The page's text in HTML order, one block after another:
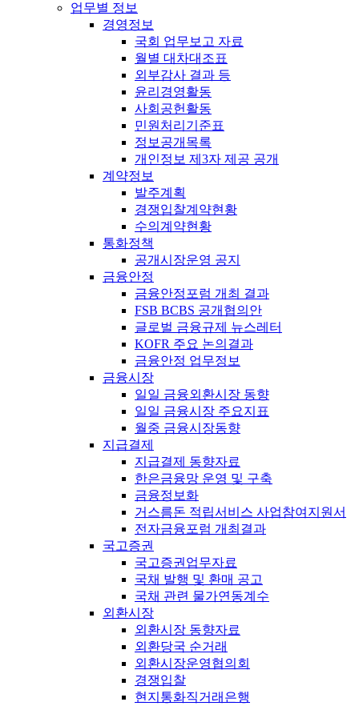
업무별 정보
경영정보
국회 업무보고 자료
월별 대차대조표
외부감사 결과 등
윤리경영활동
사회공헌활동
민원처리기준표
정보공개목록
개인정보 제3자 제공 공개
계약정보
발주계획
경쟁입찰계약현황
수의계약현황
통화정책
공개시장운영 공지
금융안정
금융안정포럼 개최 결과
FSB BCBS 공개협의안
글로벌 금융규제 뉴스레터
KOFR 주요 논의결과
금융안정 업무정보
금융시장
일일 금융외환시장 동향
일일 금융시장 주요지표
월중 금융시장동향
지급결제
지급결제 동향자료
한은금융망 운영 및 구축
금융정보화
거스름돈 적립서비스 사업참여지원서
전자금융포럼 개최결과
국고증권
국고증권업무자료
국채 발행 및 환매 공고
국채 관련 물가연동계수
외환시장
외환시장 동향자료
외환당국 순거래
외환시장운영협의회
경쟁입찰
현지통화직거래은행